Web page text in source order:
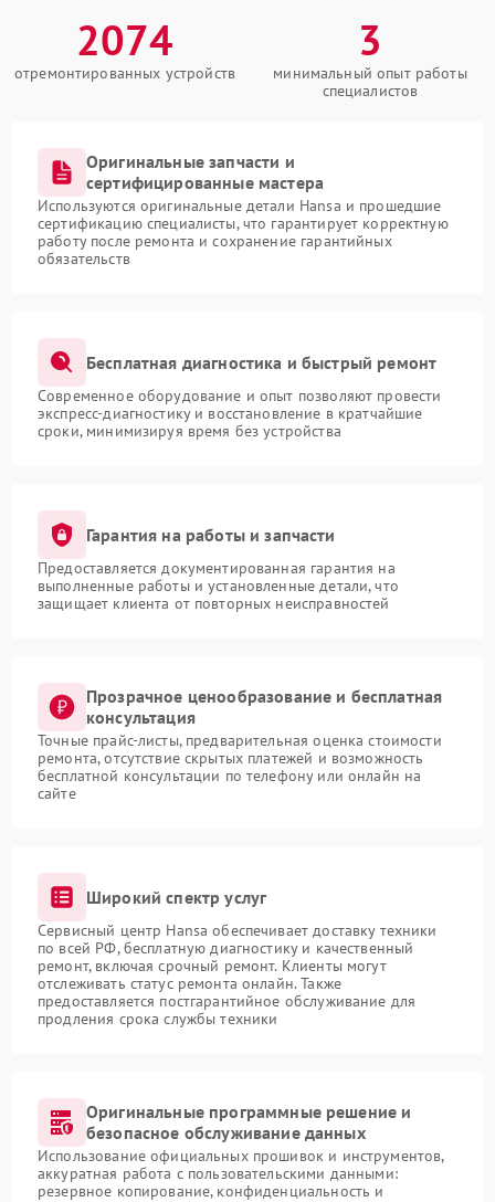
2074
отремонтированных устройств
3
минимальный опыт работы
специалистов
Оригинальные запчасти и
сертифицированные мастера
Используются оригинальные детали Hansa и прошедшие
сертификацию специалисты, что гарантирует корректную
работу после ремонта и сохранение гарантийных
обязательств
Бесплатная диагностика и быстрый ремонт
Современное оборудование и опыт позволяют провести
экспресс-диагностику и восстановление в кратчайшие
сроки, минимизируя время без устройства
Гарантия на работы и запчасти
Предоставляется документированная гарантия на
выполненные работы и установленные детали, что
защищает клиента от повторных неисправностей
Прозрачное ценообразование и бесплатная
консультация
Точные прайс-листы, предварительная оценка стоимости
ремонта, отсутствие скрытых платежей и возможность
бесплатной консультации по телефону или онлайн на
сайте
Широкий спектр услуг
Сервисный центр Hansa обеспечивает доставку техники
по всей РФ, бесплатную диагностику и качественный
ремонт, включая срочный ремонт. Клиенты могут
отслеживать статус ремонта онлайн. Также
предоставляется постгарантийное обслуживание для
продления срока службы техники
Оригинальные программные решение и
безопасное обслуживание данных
Использование официальных прошивок и инструментов,
аккуратная работа с пользовательскими данными:
резервное копирование, конфиденциальность и